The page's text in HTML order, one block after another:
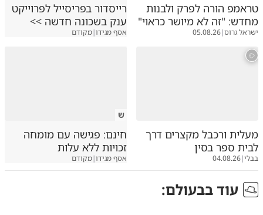
טראמפ הורה לפרק ולבנות
מחדש: "זה לא מיושר כראוי"
ישראל גרוס|
05.08.26
רייסדור בפריסייל לפרוייקט
ענק בשכונה חדשה >>
אסף מגידו|מקודם
מעלית ורכבל מקצרים דרך
לבית ספר בסין
בבלי|
04.08.26
ש
חינם: פגישה עם מומחה
זכויות ללא עלות
אסף מגידו|מקודם
עוד בבעולם: